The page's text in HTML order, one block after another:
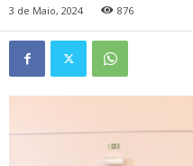
3 de Maio, 2024 876